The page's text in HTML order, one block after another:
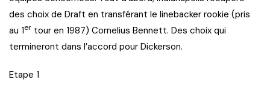
des choix de Draft en transférant le linebacker rookie (pris
au 1er tour en 1987) Cornelius Bennett. Des choix qui
termineront dans l’accord pour Dickerson.
Etape 1